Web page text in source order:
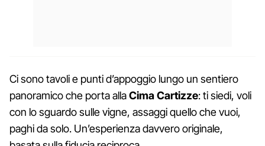
Ci sono tavoli e punti d’appoggio lungo un sentiero
panoramico che porta allaCima Cartizze: ti siedi, voli
con lo sguardo sulle vigne, assaggi quello che vuoi,
paghi da solo. Un’esperienza davvero originale,